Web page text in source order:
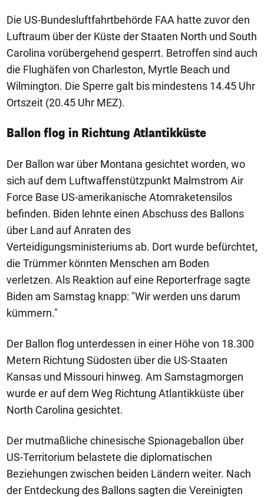
Die US-Bundesluftfahrtbehörde FAA hatte zuvor den
Luftraum über der Küste der Staaten North und South
Carolina vorübergehend gesperrt. Betroffen sind auch
die Flughäfen von Charleston, Myrtle Beach und
Wilmington. Die Sperre galt bis mindestens 14.45 Uhr
Ortszeit (20.45 Uhr MEZ).
Ballon flog in Richtung Atlantikküste
Der Ballon war über Montana gesichtet worden, wo
sich auf dem Luftwaffenstützpunkt Malmstrom Air
Force Base US-amerikanische Atomraketensilos
befinden. Biden lehnte einen Abschuss des Ballons
über Land auf Anraten des
Verteidigungsministeriums ab. Dort wurde befürchtet,
die Trümmer könnten Menschen am Boden
verletzen. Als Reaktion auf eine Reporterfrage sagte
Biden am Samstag knapp: "Wir werden uns darum
kümmern."
Der Ballon flog unterdessen in einer Höhe von 18.300
Metern Richtung Südosten über die US-Staaten
Kansas und Missouri hinweg. Am Samstagmorgen
wurde er auf dem Weg Richtung Atlantikküste über
North Carolina gesichtet.
Der mutmaßliche chinesische Spionageballon über
US-Territorium belastete die diplomatischen
Beziehungen zwischen beiden Ländern weiter. Nach
der Entdeckung des Ballons sagten die Vereinigten